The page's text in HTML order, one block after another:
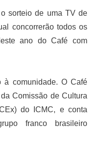
sorteio de uma TV de
concorrerão todos os
ano do Café com
à comunidade. O Café
Comissão de Cultura
do ICMC, e conta
franco brasileiro